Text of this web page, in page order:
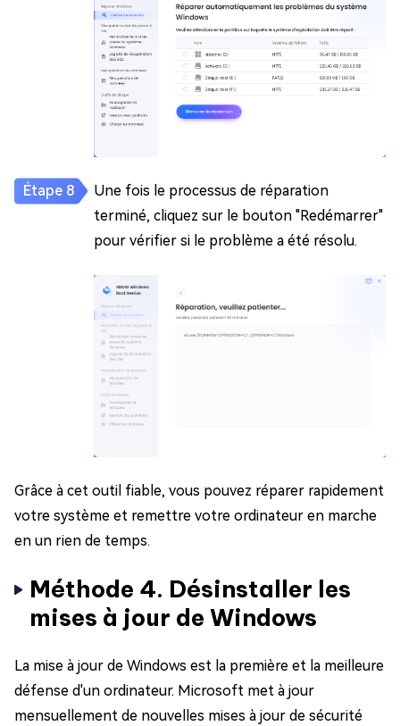
Une fois le processus de réparation
terminé, cliquez sur le bouton "Redémarrer"
pour vérifier si le problème a été résolu.
Grâce à cet outil fiable, vous pouvez réparer rapidement
votre système et remettre votre ordinateur en marche
en un rien de temps.
Méthode 4. Désinstaller les
mises à jour de Windows
La mise à jour de Windows est la première et la meilleure
défense d'un ordinateur. Microsoft met à jour
mensuellement de nouvelles mises à jour de sécurité